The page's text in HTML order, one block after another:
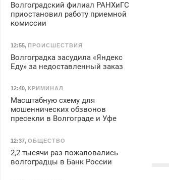
Волгоградский филиал РАНХиГС
приостановил работу приемной
комиссии
12:55, ПРОИСШЕСТВИЯ
Волгоградка засудила «Яндекс
Еду» за недоставленный заказ
12:40, КРИМИНАЛ
Масштабную схему для
мошеннических обзвонов
пресекли в Волгограде и Уфе
12:37, ОБЩЕСТВО
2,2 тысячи раз пожаловались
волгоградцы в Банк России